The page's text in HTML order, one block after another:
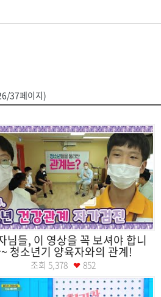
37페이지)
님들, 이 영상을 꼭 보셔야 합니
청소년기 양육자와의 관계!
조회 5,378 852